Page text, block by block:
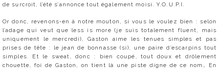
de surcroit, l’été s’annonce tout également moisi. Y.O.U.P.I.
Or donc, revenons-en à notre mouton, si vous le voulez bien : selon
l’adage qui veut que less is more (je suis totalement fluent, mais
uniquement le mercredi), Gaston aime les tenues simples et pas
prises de tête : le jean de bonnasse (si), une paire d’escarpins tout
simples. Et le sweat, donc : bien coupé, tout doux et drôlement
chouette, foi de Gaston, on tient là une piste digne de ce nom… En